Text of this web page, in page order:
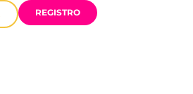
REGISTRO